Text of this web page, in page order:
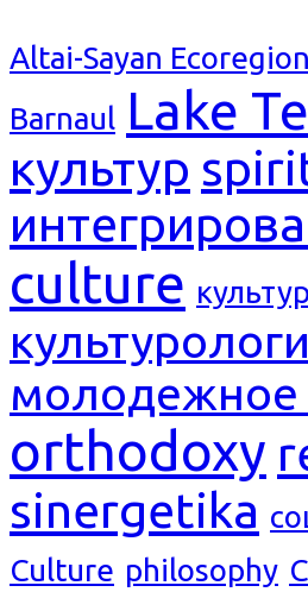
Altai-Sayan Ecoregion
Barnaul Lake
культур
culture
молодежное
orthodoxy
sinergetika
Culture philosophy